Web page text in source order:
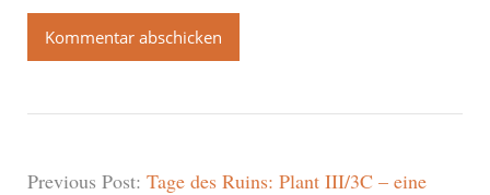
Previous Post: Tage des Ruins: Plant III/3C – eine